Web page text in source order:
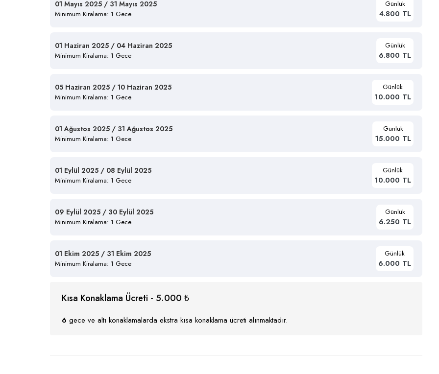
01 Mayıs 2025 / 31 Mayıs 2025
Minimum Kiralama: 1 Gece
Günlük
4.800 TL
01 Haziran 2025 / 04 Haziran 2025
Minimum Kiralama: 1 Gece
Günlük
6.800 TL
05 Haziran 2025 / 10 Haziran 2025
Minimum Kiralama: 1 Gece
Günlük
10.000 TL
01 Ağustos 2025 / 31 Ağustos 2025
Minimum Kiralama: 1 Gece
Günlük
15.000 TL
01 Eylül 2025 / 08 Eylül 2025
Minimum Kiralama: 1 Gece
Günlük
10.000 TL
09 Eylül 2025 / 30 Eylül 2025
Minimum Kiralama: 1 Gece
Günlük
6.250 TL
01 Ekim 2025 / 31 Ekim 2025
Minimum Kiralama: 1 Gece
Günlük
6.000 TL
Kısa Konaklama Ücreti - 5.000 ₺
6 gece ve altı konaklamalarda ekstra kısa konaklama ücreti alınmaktadır.